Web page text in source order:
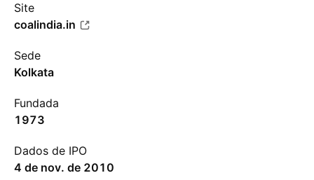
Site
coalindia.in
Sede
Kolkata
Fundada
1973
Dados de IPO
4 de nov. de 2010